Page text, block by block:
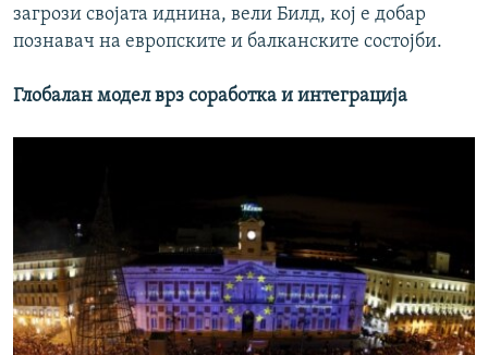
загрози својата иднина, вели Билд, кој е добар
познавач на европските и балканските состојби.
Глобалан модел врз соработка и интеграција